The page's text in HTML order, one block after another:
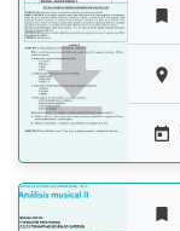




